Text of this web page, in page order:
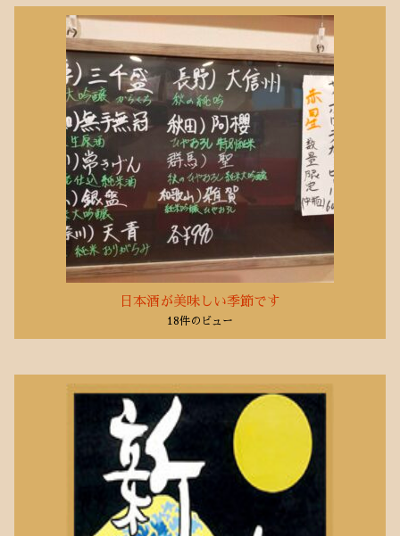
日本酒が美味しい季節です
18件のビュー